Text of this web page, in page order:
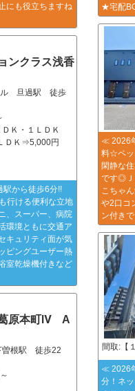
★宅配
にも役立ちますね
≪ 2026
料☆ペッ
閑静な
です◎Ｊ
こちゃ
や2口コ
ン付き
ンクラス浅香
ル 旦過駅 徒歩
Ｋ・１ＬＤＫ
Ｋ⇒5,000円
から徒歩6分!!
行ける便利な立地
、スーパー、病院
環境ともに交通ア
キュリティ面が気
ピングユーザー熱
室乾燥機付きなど
間取:【
≪ 2026
分！ネッ
原本町Ⅳ A
根駅 徒歩22